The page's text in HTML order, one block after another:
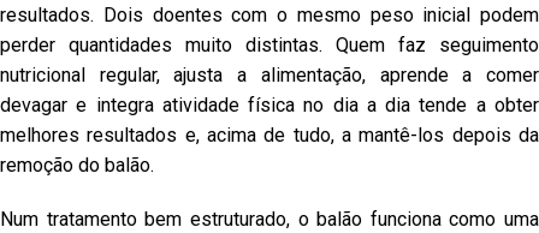
resultados. Dois doentes com o mesmo peso inicial podem
perder quantidades muito distintas. Quem faz seguimento
nutricional regular, ajusta a alimentação, aprende a comer
devagar e integra atividade física no dia a dia tende a obter
melhores resultados e, acima de tudo, a mantê-los depois da
remoção do balão.
Num tratamento bem estruturado, o balão funciona como uma